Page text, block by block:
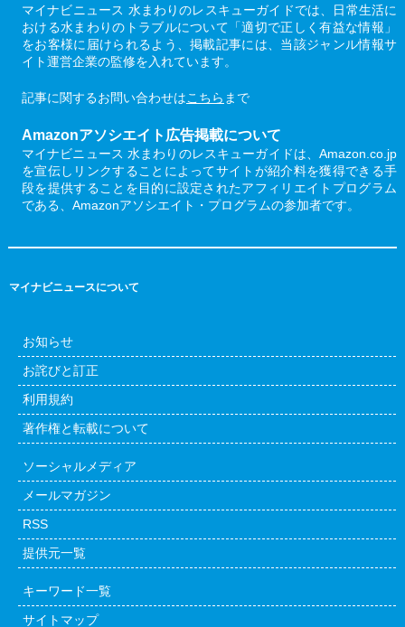
マイナビニュース 水まわりのレスキューガイドでは、日常生活に
おける水まわりのトラブルについて「適切で正しく有益な情報」
をお客様に届けられるよう、掲載記事には、当該ジャンル情報サ
イト運営企業の監修を入れています。
記事に関するお問い合わせはこちら まで
Amazonアソシエイト広告掲載について
マイナビニュース 水まわりのレスキューガイドは、Amazon.co.jp
を宣伝しリンクすることによってサイトが紹介料を獲得できる手
段を提供することを目的に設定されたアフィリエイトプログラム
である、Amazonアソシエイト・プログラムの参加者です。
マイナビニュースについて
お知らせ
お詫びと訂正
利用規約
著作権と転載について
ソーシャルメディア
メールマガジン
RSS
提供元一覧
キーワード一覧
サイトマップ